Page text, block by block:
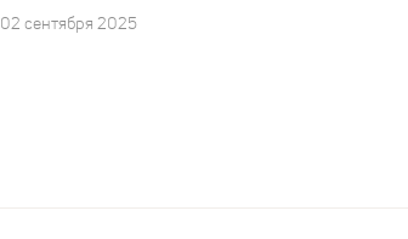
02 сентября 2025